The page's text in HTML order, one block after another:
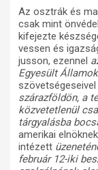
Az osztrák és
csak mint
kifejezte
vessen és
jusson, ezennel
Egyesült
szövetségeseivel
szárazföldön, a
közvetetlenül
tárgyalásba
amerikai elnöknek
intézett
február 12-iki